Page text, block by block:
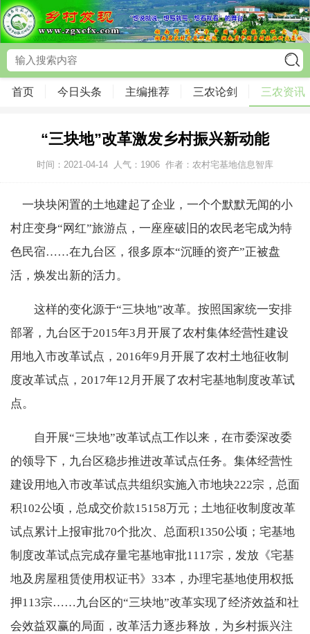
首页 今日头条 主编推荐 三农论剑 三农资讯
“三块地”改革激发乡村振兴新动能
时间：2021-04-14 人气： 1906 作者：农村宅基地信息智库
一块块闲置的土地建起了企业，一个个默默无闻的小
村庄变身“网红”旅游点，一座座破旧的农民老宅成为特
色民宿……在九台区，很多原本“沉睡的资产”正被盘
活，焕发出新的活力。
这样的变化源于“三块地”改革。按照国家统一安排
部署，九台区于2015年3月开展了农村集体经营性建设
用地入市改革试点，2016年9月开展了农村土地征收制
度改革试点，2017年12月开展了农村宅基地制度改革试
点。
自开展“三块地”改革试点工作以来，在市委深改委
的领导下，九台区稳步推进改革试点任务。集体经营性
建设用地入市改革试点共组织实施入市地块222宗，总面
积102公顷，总成交价款15158万元；土地征收制度改革
试点累计上报审批70个批次、总面积1350公顷；宅基地
制度改革试点完成存量宅基地审批1117宗，发放《宅基
地及房屋租赁使用权证书》33本，办理宅基地使用权抵
押113宗……九台区的“三块地”改革实现了经济效益和社
会效益双赢的局面，改革活力逐步释放，为乡村振兴注